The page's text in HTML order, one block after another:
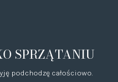
SPRZĄTANIU
podchodzę całościowo.